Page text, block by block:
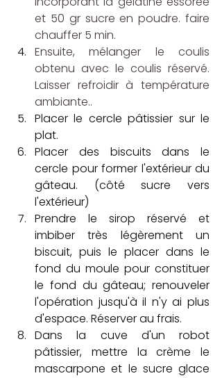
et 50 gr sucre en poudre. faire
chauffer 5 min.
Ensuite, mélanger le coulis
obtenu avec le coulis réservé.
Laisser refroidir à température
ambiante..
Placer le cercle pâtissier sur le
plat.
Placer des biscuits dans le
cercle pour former l'extérieur du
gâteau. (côté sucre vers
l'extérieur)
Prendre le sirop réservé et
imbiber très légèrement un
biscuit, puis le placer dans le
fond du moule pour constituer
le fond du gâteau; renouveler
l'opération jusqu'à il n'y ai plus
d'espace. Réserver au frais.
Dans la cuve d'un robot
pâtissier, mettre la crème le
mascarpone et le sucre glace